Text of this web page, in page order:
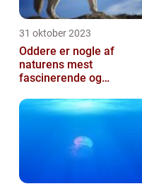
31 oktober 2023
Oddere er nogle af
naturens mest
fascinerende og